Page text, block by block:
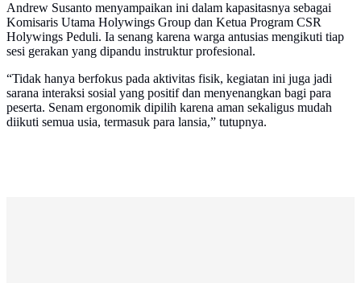
Andrew Susanto menyampaikan ini dalam kapasitasnya sebagai
Komisaris Utama Holywings Group dan Ketua Program CSR
Holywings Peduli. Ia senang karena warga antusias mengikuti tiap
sesi gerakan yang dipandu instruktur profesional.
“Tidak hanya berfokus pada aktivitas fisik, kegiatan ini juga jadi
sarana interaksi sosial yang positif dan menyenangkan bagi para
peserta. Senam ergonomik dipilih karena aman sekaligus mudah
diikuti semua usia, termasuk para lansia,” tutupnya.